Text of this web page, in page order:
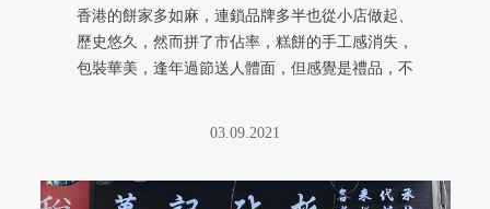
香港的餅家多如麻，連鎖品牌多半也從小店做起、
歷史悠久，然而拼了市佔率，糕餅的手工感消失，
包裝華美，逢年過節送人體面，但感覺是禮品，不
03.09.2021